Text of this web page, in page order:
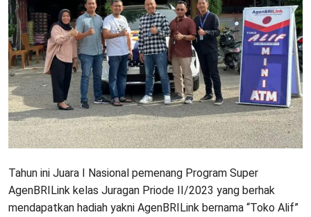
Tahun ini Juara I Nasional pemenang Program Super
AgenBRILink kelas Juragan Priode II/2023 yang berhak
mendapatkan hadiah yakni AgenBRILink bernama “Toko Alif”